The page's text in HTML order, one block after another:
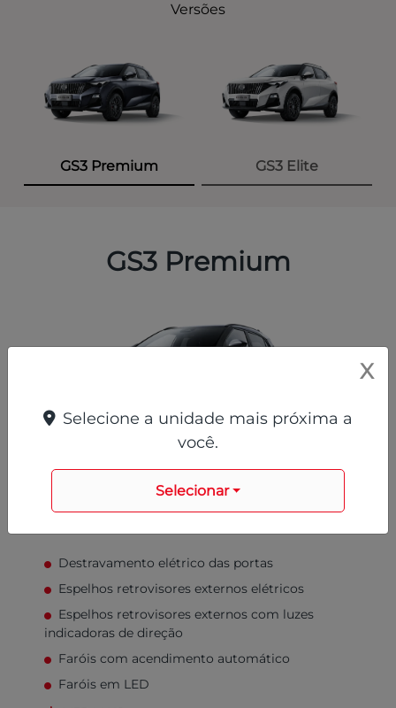
Versões
GS3 Premium GS3 Elite
GS3 Premium
Preto
Destravamento elétrico das portas
Espelhos retrovisores externos elétricos
Espelhos retrovisores externos com luzes
indicadoras de direção
Faróis com acendimento automático
Faróis em LED
X
Selecione a unidade mais próxima a
você.
Selecionar